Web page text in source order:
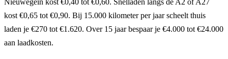
kost €0,65 tot €0,90. Bij 15.000 kilometer per jaar scheelt thuis
laden je €270 tot €1.620. Over 15 jaar bespaar je €4.000 tot €24.000
aan laadkosten.